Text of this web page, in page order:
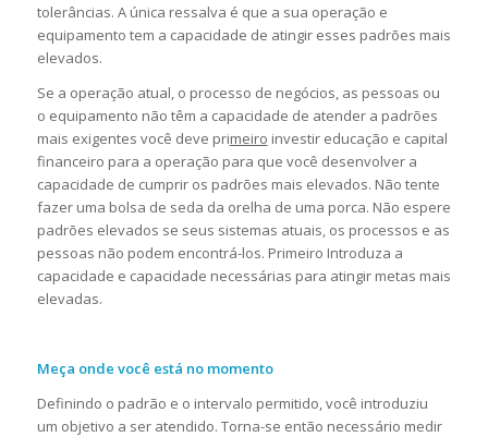
tolerâncias. A única ressalva é que a sua operação e
equipamento tem a capacidade de atingir esses padrões mais
elevados.
Se a operação atual, o processo de negócios, as pessoas ou
o equipamento não têm a capacidade de atender a padrões
mais exigentes você deve primeiro investir educação e capital
financeiro para a operação para que você desenvolver a
capacidade de cumprir os padrões mais elevados. Não tente
fazer uma bolsa de seda da orelha de uma porca. Não espere
padrões elevados se seus sistemas atuais, os processos e as
pessoas não podem encontrá-los. Primeiro Introduza a
capacidade e capacidade necessárias para atingir metas mais
elevadas.
Meça onde você está no momento
Definindo o padrão e o intervalo permitido, você introduziu
um objetivo a ser atendido. Torna-se então necessário medir